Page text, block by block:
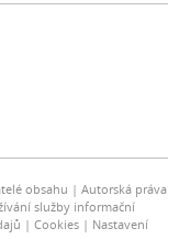
obsahu
Autorská práva
služby informační
Cookies
Nastavení